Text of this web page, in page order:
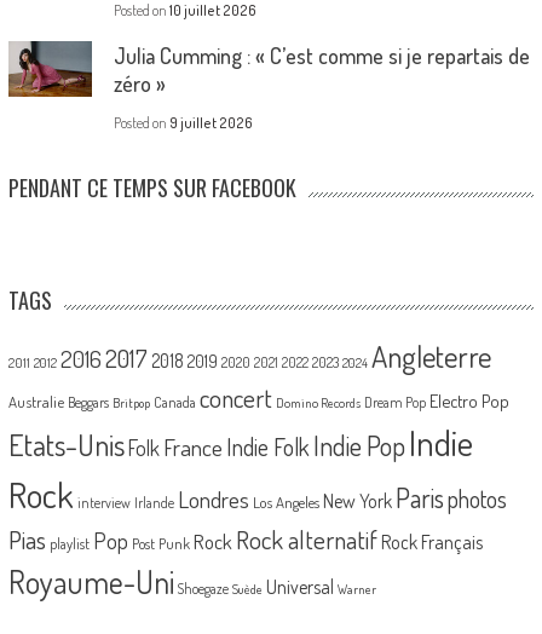
Posted on 10 juillet 2026
Julia Cumming : « C’est comme si je repartais de
zéro »
Posted on 9 juillet 2026
PENDANT CE TEMPS SUR FACEBOOK
TAGS
2011 2012 20162017 2018 2019 2020 2021 2022 2023 2024 Angleterre
Australie Beggars Britpop Canada concert Domino Records Dream Pop Electro Pop
Etats-UnisFolk France Indie FolkIndie PopIndie
Rock interview Irlande Londres Los Angeles New York Parisphotos
Pias playlist Pop Post Punk Rock Rock alternatif Rock Français
Royaume-Uni Shoegaze Suède Universal Warner